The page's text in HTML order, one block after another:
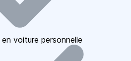
voiture personnelle